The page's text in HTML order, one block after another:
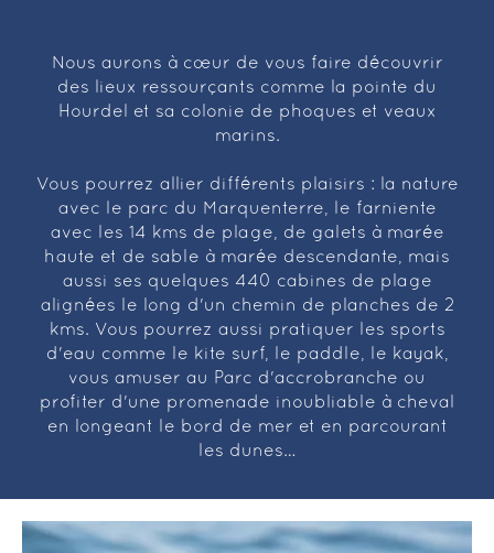
Nous aurons à cœur de vous faire découvrir
des lieux ressourçants comme la pointe du
Hourdel et sa colonie de phoques et veaux
marins.
Vous pourrez allier différents plaisirs : la nature
avec le parc du Marquenterre, le farniente
avec les 14 kms de plage, de galets à marée
haute et de sable à marée descendante, mais
aussi ses quelques 440 cabines de plage
alignées le long d'un chemin de planches de 2
kms. Vous pourrez aussi pratiquer les sports
d'eau comme le kite surf, le paddle, le kayak,
vous amuser au Parc d'accrobranche ou
profiter d'une promenade inoubliable à cheval
en longeant le bord de mer et en parcourant
les dunes…